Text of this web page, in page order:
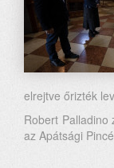
elrejtve őrizték
Robert Palladino
az Apátsági